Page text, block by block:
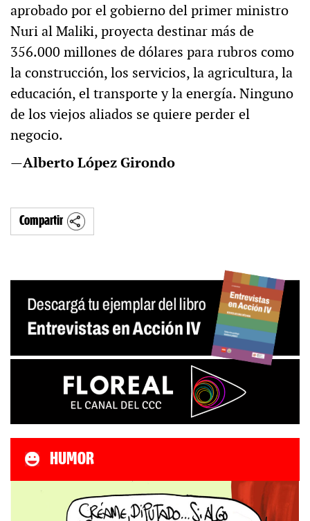
aprobado por el gobierno del primer ministro
Nuri al Maliki, proyecta destinar más de
356.000 millones de dólares para rubros como
la construcción, los servicios, la agricultura, la
educación, el transporte y la energía. Ninguno
de los viejos aliados se quiere perder el
negocio.
—Alberto López Girondo
Compartir
HUMOR